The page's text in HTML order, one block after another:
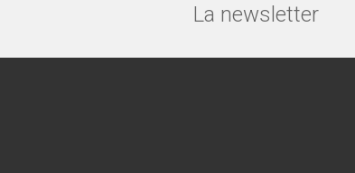
La newsletter